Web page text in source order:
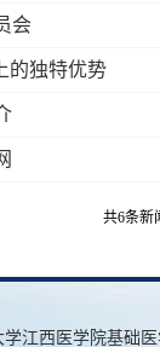
会
的独特优势
共6条新
学江西医学院基